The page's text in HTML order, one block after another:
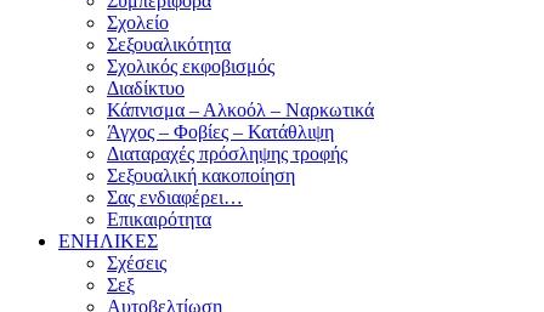
Σχολείο
Σεξουαλικότητα
Σχολικός εκφοβισμός
Διαδίκτυο
Κάπνισμα – Αλκοόλ – Ναρκωτικά
Άγχος – Φοβίες – Κατάθλιψη
Διαταραχές πρόσληψης τροφής
Σεξουαλική κακοποίηση
Σας ενδιαφέρει…
Επικαιρότητα
ΕΝΗΛΙΚΕΣ
Σχέσεις
Σεξ
Αυτοβελτίωση